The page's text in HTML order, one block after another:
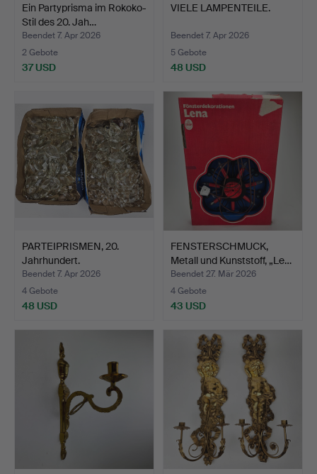
Ein Partyprisma im Rokoko-
Stil des 20. Jah…
Beendet 7. Apr 2026
2 Gebote
37 USD
VIELE LAMPENTEILE.
Beendet 7. Apr 2026
5 Gebote
48 USD
PARTEIPRISMEN, 20.
Jahrhundert.
Beendet 7. Apr 2026
4 Gebote
48 USD
FENSTERSCHMUCK,
Metall und Kunststoff, „Le…
Beendet 27. Mär 2026
4 Gebote
43 USD